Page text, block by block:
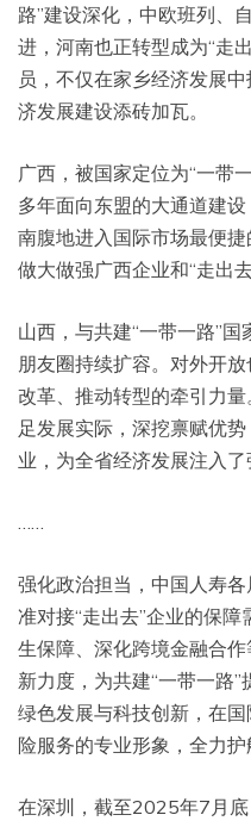
路”建设深化，中欧班列、
进，河南也正转型成为“走
员，不仅在家乡经济发展
济发展建设添砖加瓦。
广西，被国家定位为“一带
多年面向东盟的大通道建
南腹地进入国际市场最便
做大做强广西企业和“走出
山西，与共建“一带一路”
朋友圈持续扩容。对外开
改革、推动转型的牵引力
足发展实际，深挖禀赋优
业，为全省经济发展注入了
……
强化政治担当，中国人寿
准对接“走出去”企业的保
生保障、深化跨境金融合
新力度，为共建“一带一路
绿色发展与科技创新，在
险服务的专业形象，全力护
在深圳，截至2025年7月